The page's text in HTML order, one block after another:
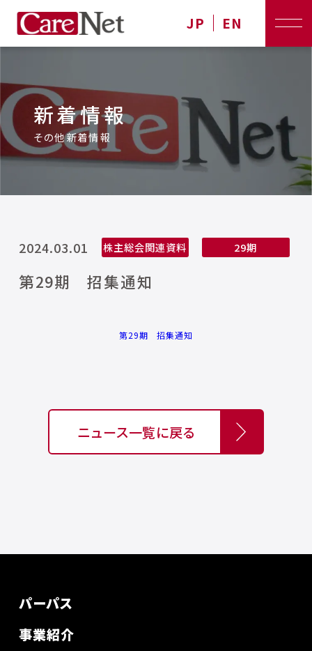
JP EN
新着情報
その他新着情報
2024.03.01 株主総会関連資料 29期
第29期 招集通知
第29期 招集通知
ニュース一覧に戻る
パーパス
事業紹介